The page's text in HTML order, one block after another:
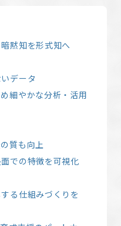
黙知を形式知へ
データ
細やかな分析・活用
質も向上
での特徴を可視化
る仕組みづくりを